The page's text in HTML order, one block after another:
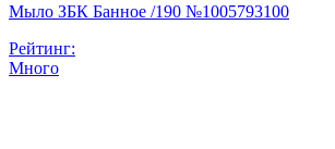
Мыло ЗБК Банное /190 №1005793100
Рейтинг:
Много